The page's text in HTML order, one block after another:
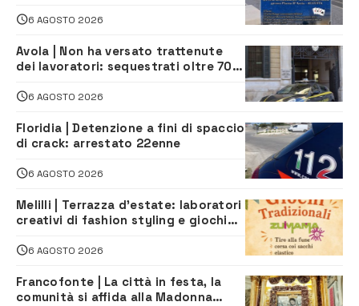
6 AGOSTO 2026
Avola | Non ha versato trattenute
dei lavoratori: sequestrati oltre 700
climatizzazione
6 AGOSTO 2026
Floridia | Detenzione a fini di spaccio
di crack: arrestato 22enne
6 AGOSTO 2026
Melilli | Terrazza d’estate: laboratori
creativi di fashion styling e giochi
iscriversi
6 AGOSTO 2026
Francofonte | La città in festa, la
comunità si affida alla Madonna